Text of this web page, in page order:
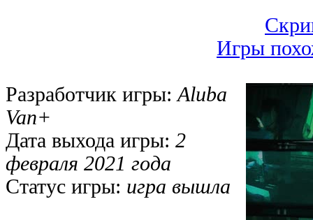
Игры
Разработчик игры: Aluba
Van+
Дата выхода игры: 2
февраля 2021 года
Статус игры: игра вышла